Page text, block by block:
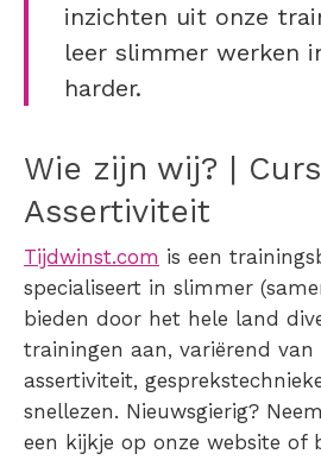
inzichten uit onze
leer slimmer werken
harder.
Wie zijn wij? |
Assertiviteit
Tijdwinst.com is een
specialiseert in slimmer
bieden door het hele land
trainingen aan, variërend
assertiviteit,
snellezen. Nieuwsgierig?
een kijkje op onze website of